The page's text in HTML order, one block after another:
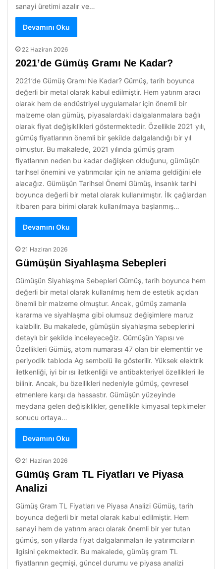
sanayi üretimi azalır ve…
Devamını Oku
22 Haziran 2026
2021’de Gümüş Gramı Ne Kadar?
2021’de Gümüş Gramı Ne Kadar? Gümüş, tarih boyunca
değerli bir metal olarak kabul edilmiştir. Hem yatırım aracı
olarak hem de endüstriyel uygulamalar için önemli bir
malzeme olan gümüş, piyasalardaki dalgalanmalara bağlı
olarak fiyat değişiklikleri göstermektedir. Özellikle 2021 yılı,
gümüş fiyatlarının önemli bir şekilde dalgalandığı bir yıl
olmuştur. Bu makalede, 2021 yılında gümüş gram
fiyatlarının neden bu kadar değişken olduğunu, gümüşün
tarihsel önemini ve yatırımcılar için ne anlama geldiğini ele
alacağız. Gümüşün Tarihsel Önemi Gümüş, insanlık tarihi
boyunca değerli bir metal olarak kullanılmıştır. İlk çağlardan
itibaren para birimi olarak kullanılmaya başlanmış…
Devamını Oku
21 Haziran 2026
Gümüşün Siyahlaşma Sebepleri
Gümüşün Siyahlaşma Sebepleri Gümüş, tarih boyunca hem
değerli bir metal olarak kullanılmış hem de estetik açıdan
önemli bir malzeme olmuştur. Ancak, gümüş zamanla
kararma ve siyahlaşma gibi olumsuz değişimlere maruz
kalabilir. Bu makalede, gümüşün siyahlaşma sebeplerini
detaylı bir şekilde inceleyeceğiz. Gümüşün Yapısı ve
Özellikleri Gümüş, atom numarası 47 olan bir elementtir ve
periyodik tabloda Ag sembolü ile gösterilir. Yüksek elektrik
iletkenliği, iyi bir ısı iletkenliği ve antibakteriyel özellikleri ile
bilinir. Ancak, bu özellikleri nedeniyle gümüş, çevresel
etmenlere karşı da hassastır. Gümüşün yüzeyinde
meydana gelen değişiklikler, genellikle kimyasal tepkimeler
sonucu ortaya…
Devamını Oku
21 Haziran 2026
Gümüş Gram TL Fiyatları ve Piyasa
Analizi
Gümüş Gram TL Fiyatları ve Piyasa Analizi Gümüş, tarih
boyunca değerli bir metal olarak kabul edilmiştir. Hem
sanayi hem de yatırım aracı olarak önemli bir yer tutan
gümüş, son yıllarda fiyat dalgalanmaları ile yatırımcıların
ilgisini çekmektedir. Bu makalede, gümüş gram TL
fiyatlarının geçmişi, güncel durumu ve piyasa analizi